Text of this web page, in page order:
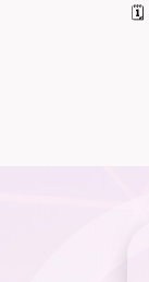
🗓